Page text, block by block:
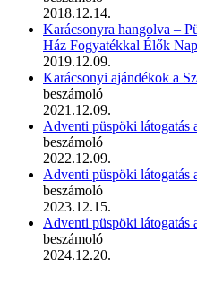
2018.12.14.
Karácsonyra hangolva –
Ház Fogyatékkal Élők
2019.12.09.
Karácsonyi ajándékok a
beszámoló
2021.12.09.
Adventi püspöki látogatás
beszámoló
2022.12.09.
Adventi püspöki látogatás
beszámoló
2023.12.15.
Adventi püspöki látogatás
beszámoló
2024.12.20.